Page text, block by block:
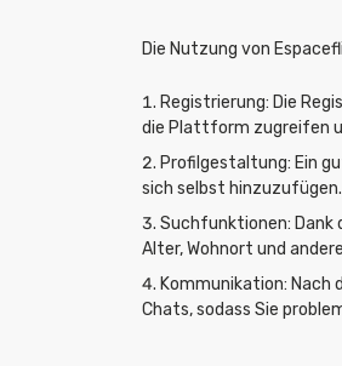
Die Nutzung von
Registrierung: Die
die Plattform zugreifen
Profilgestaltung: Ein
sich selbst
Suchfunktionen: Dank
Alter, Wohnort und
Kommunikation:
Chats, sodass Sie